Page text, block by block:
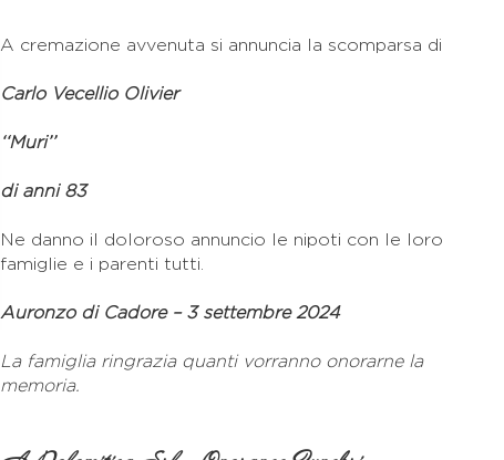
A cremazione avvenuta si annuncia la scomparsa di
Carlo Vecellio Olivier
‘‘Muri’’
di anni 83
Ne danno il doloroso annuncio le nipoti con le loro
famiglie e i parenti tutti.
Auronzo di Cadore – 3 settembre 2024
La famiglia ringrazia quanti vorranno onorarne la
memoria.